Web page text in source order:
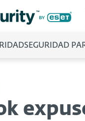
SEGURIDAD